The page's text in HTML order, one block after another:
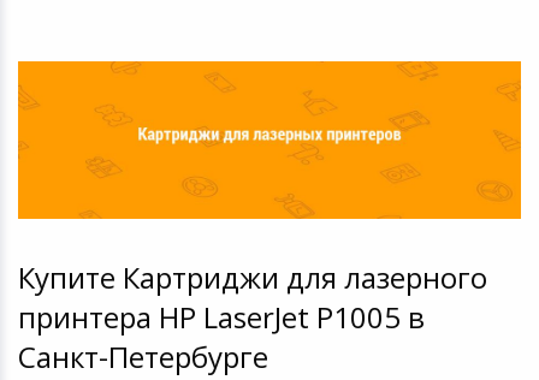
Купите Картриджи для лазерного
принтера HP LaserJet P1005 в
Санкт-Петербурге